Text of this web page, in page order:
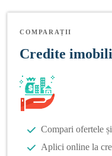
COMPARAȚII
Credite
Compari ofertele
Aplici online la